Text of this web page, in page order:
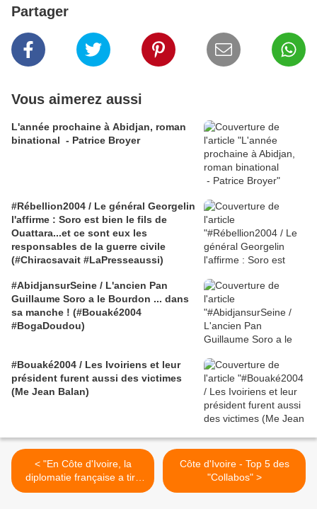
Partager
Vous aimerez aussi
L'année prochaine à Abidjan, roman
binational - Patrice Broyer
#Rébellion2004 / Le général Georgelin
l'affirme : Soro est bien le fils de
Ouattara...et ce sont eux les
responsables de la guerre civile
(#Chiracsavait #LaPresseaussi)
#AbidjansurSeine / L'ancien Pan
Guillaume Soro a le Bourdon ... dans
sa manche ! (#Bouaké2004
#BogaDoudou)
#Bouaké2004 / Les Ivoiriens et leur
président furent aussi des victimes
(Me Jean Balan)
< "En Côte d'Ivoire, la
diplomatie française a tiré
les marrons du feu pour les
Côte d'Ivoire - Top 5 des
"Collabos" >